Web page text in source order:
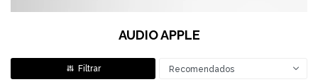
AUDIO APPLE
Recomendados